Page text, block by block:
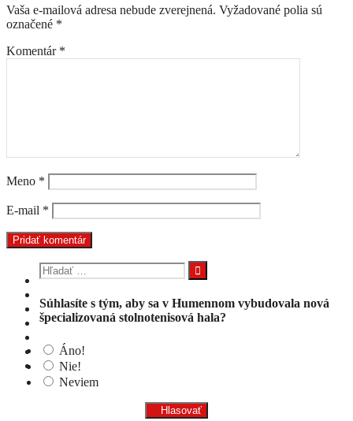
Vaša e-mailová adresa nebude zverejnená. Vyžadované polia sú
označené *
Komentár *
Meno *
E-mail *
Hľadať:
Súhlasíte s tým, aby sa v Humennom vybudovala nová
špecializovaná stolnotenisová hala?
Áno!
Nie!
Neviem